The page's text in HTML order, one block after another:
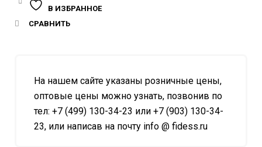
В ИЗБРАННОЕ
СРАВНИТЬ
На нашем сайте указаны розничные цены,
оптовые цены можно узнать, позвонив по
тел: +7 (499) 130-34-23 или +7 (903) 130-34-
23, или написав на почту info @ fidess.ru